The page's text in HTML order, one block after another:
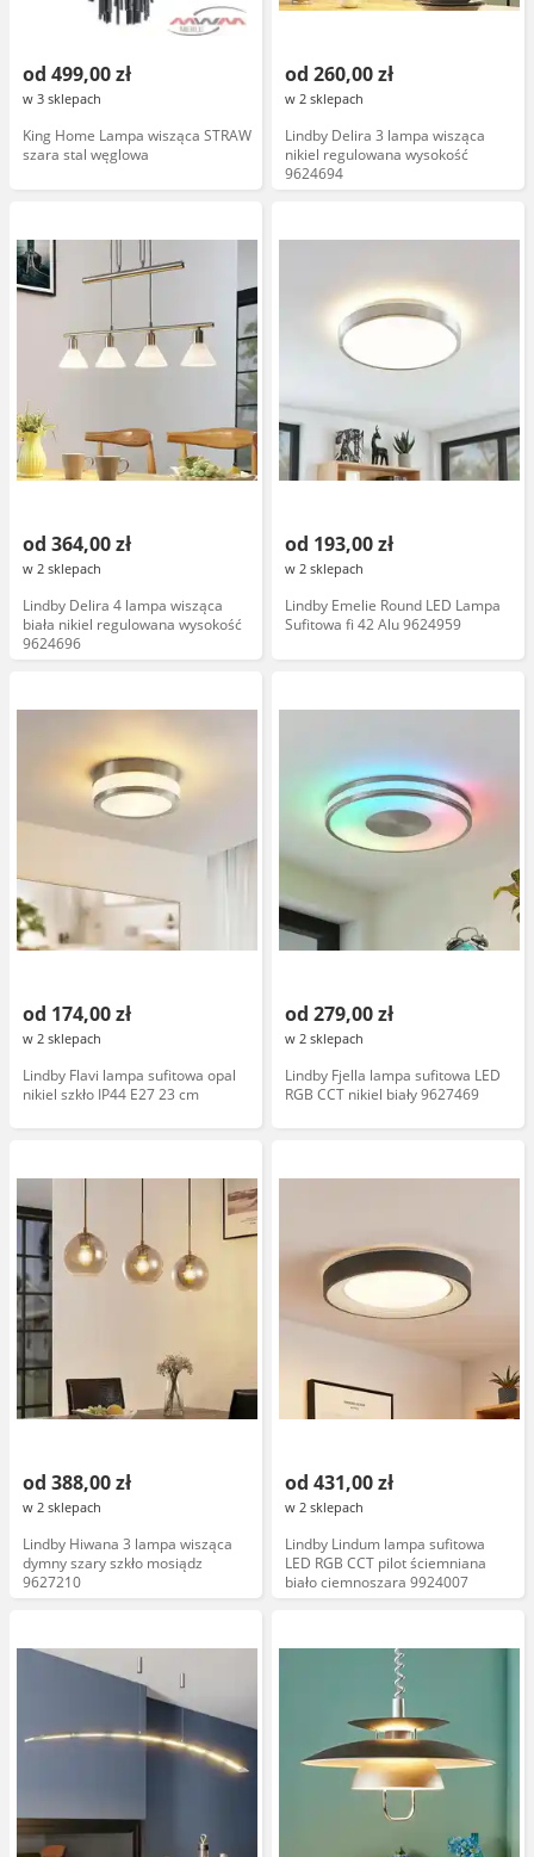
od 499,00 zł
w 3 sklepach
King Home Lampa wisząca STRAW
szara stal węglowa
od 260,00 zł
w 2 sklepach
Lindby Delira 3 lampa wisząca
nikiel regulowana wysokość
9624694
od 364,00 zł
w 2 sklepach
Lindby Delira 4 lampa wisząca
biała nikiel regulowana wysokość
9624696
od 193,00 zł
w 2 sklepach
Lindby Emelie Round LED Lampa
Sufitowa fi 42 Alu 9624959
od 174,00 zł
w 2 sklepach
Lindby Flavi lampa sufitowa opal
nikiel szkło IP44 E27 23 cm
od 279,00 zł
w 2 sklepach
Lindby Fjella lampa sufitowa LED
RGB CCT nikiel biały 9627469
od 388,00 zł
w 2 sklepach
Lindby Hiwana 3 lampa wisząca
dymny szary szkło mosiądz
9627210
od 431,00 zł
w 2 sklepach
Lindby Lindum lampa sufitowa
LED RGB CCT pilot ściemniana
biało ciemnoszara 9924007